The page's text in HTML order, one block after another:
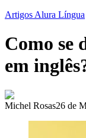
Artigos Alura Língua
Como se
em
Michel Rosas26 de